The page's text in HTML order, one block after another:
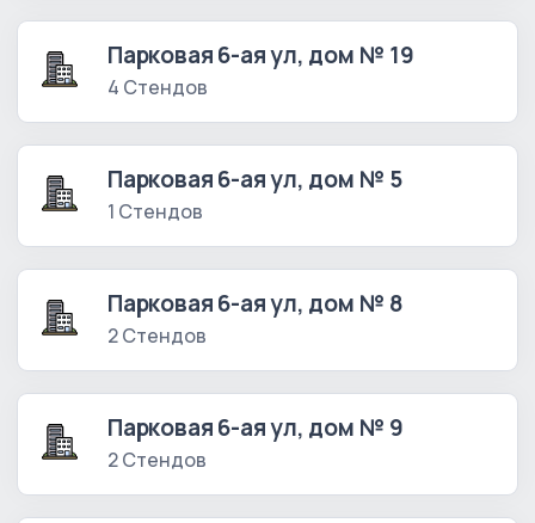
Парковая 6-ая ул, дом № 19
4 Стендов
Парковая 6-ая ул, дом № 5
1 Стендов
Парковая 6-ая ул, дом № 8
2 Стендов
Парковая 6-ая ул, дом № 9
2 Стендов